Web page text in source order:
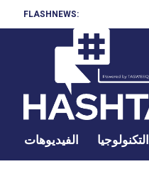
FLASHNEWS:
الفيديوهات التكنولوجيا